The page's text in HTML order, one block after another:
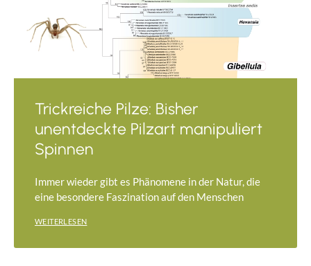
Trickreiche Pilze: Bisher
unentdeckte Pilzart manipuliert
Spinnen
Immer wieder gibt es Phänomene in der Natur, die
eine besondere Faszination auf den Menschen
WEITERLESEN